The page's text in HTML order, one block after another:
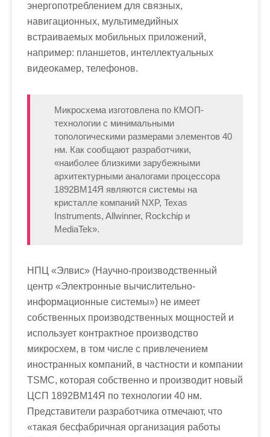
энергопотреблением для связных,
навигационных, мультимедийных
встраиваемых мобильных приложений,
например: планшетов, интеллектуальных
видеокамер, телефонов.
Микросхема изготовлена по КМОП-
технологии с минимальными
топологическими размерами элементов 40
нм. Как сообщают разработчики,
«наиболее близкими зарубежными
архитектурными аналогами процессора
1892ВМ14Я являются системы на
кристалле компаний NXP, Texas
Instruments, Allwinner, Rockchip и
MediaTek».
НПЦ «Элвис» (Научно-производственный
центр «Электронные вычислительно-
информационные системы») не имеет
собственных производственных мощностей и
использует контрактное производство
микросхем, в том числе с привлечением
иностранных компаний, в частности и компании
TSMC, которая собственно и производит новый
ЦСП 1892ВМ14Я по технологии 40 нм.
Представители разработчика отмечают, что
«такая бесфабричная организация работы